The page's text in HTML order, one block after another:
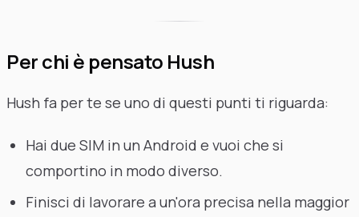
Per chi è pensato Hush
Hush fa per te se uno di questi punti ti riguarda:
Hai due SIM in un Android e vuoi che si
comportino in modo diverso.
Finisci di lavorare a un'ora precisa nella maggior